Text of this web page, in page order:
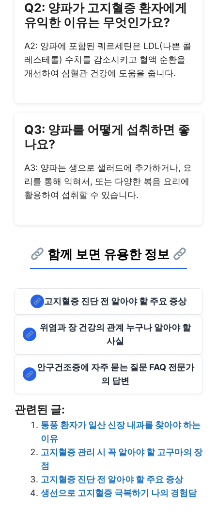
Q2: 양파가 고지혈증 환자에게
유익한 이유는 무엇인가요?
A2: 양파에 포함된 퀘르세틴은 LDL(나쁜 콜
레스테롤) 수치를 감소시키고 혈액 순환을
개선하여 심혈관 건강에 도움을 줍니다.
Q3: 양파를 어떻게 섭취하면 좋
나요?
A3: 양파는 생으로 샐러드에 추가하거나, 요
리를 통해 익혀서, 또는 다양한 볶음 요리에
활용하여 섭취할 수 있습니다.
함께 보면 유용한 정보
고지혈증 진단 전 알아야 할 주요 증상
위염과 장 건강의 관계 누구나 알아야 할
사실
안구건조증에 자주 묻는 질문 FAQ 전문가
의 답변
관련된 글:
통풍 환자가 일산 신장 내과를 찾아야 하는
이유
고지혈증 관리 시 꼭 알아야 할 고구마의 장
점
고지혈증 진단 전 알아야 할 주요 증상
생선으로 고지혈증 극복하기 나의 경험담